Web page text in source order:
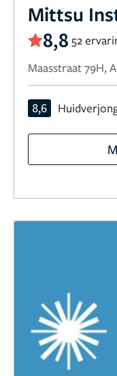
Mittsu
8,8 52
Maasstraat 79H,
8,6